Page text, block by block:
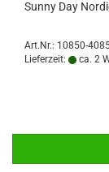
Sunny Day
Art.Nr.: 10850-
Lieferzeit:
ca. 2